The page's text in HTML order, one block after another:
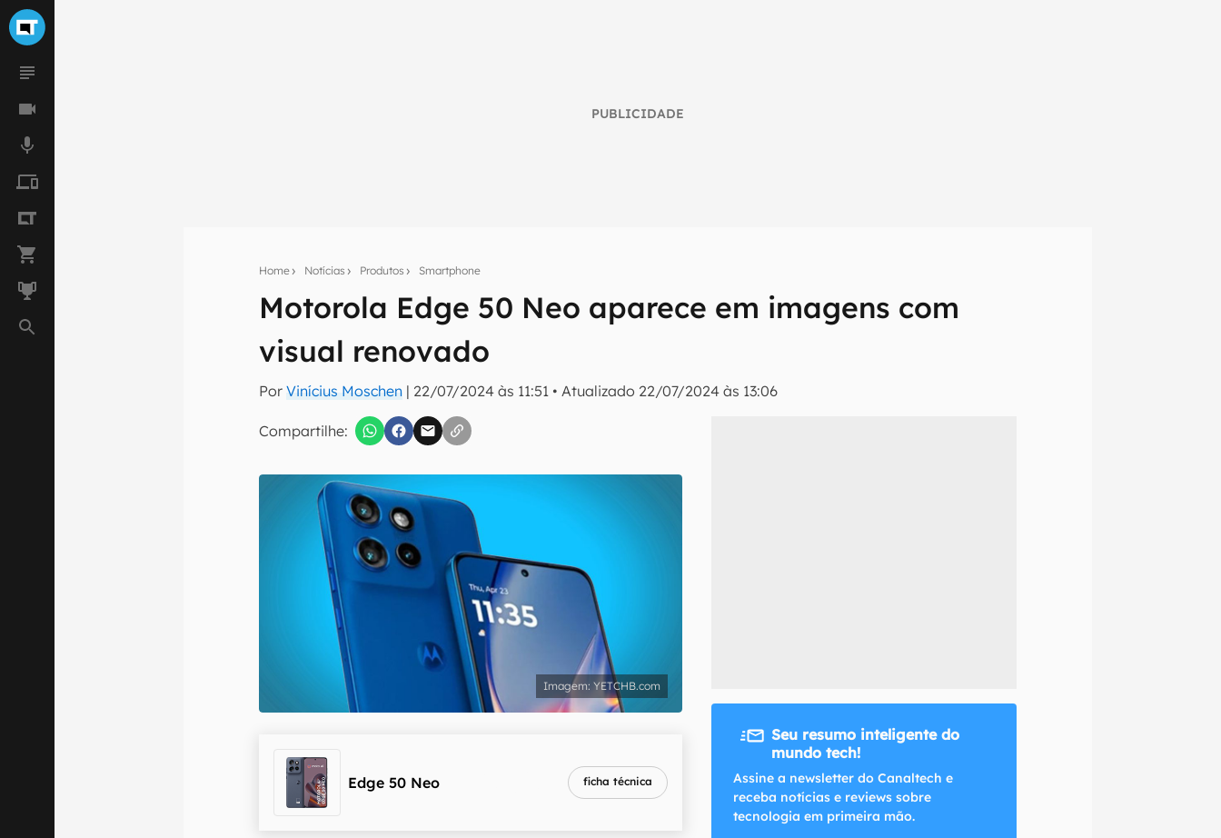
PUBLICIDADE
Home Notícias Produtos Smartphone
Motorola Edge 50 Neo aparece em imagens com
visual renovado
PorVinícius Moschen | 22/07/2024 às 11:51 •Atualizado 22/07/2024 às 13:06
Compartilhe:
Seu resumo inteligente do mundo tech!
Assine a newsletter do Canaltech e receba notícias e reviews sobre tecnologia em primeira
Confirmo que li, aceito e concordo com os
YETCHB.com
Edge 50 Neo ficha técnica
Seu resumo inteligente do
mundo tech!
Assine a newsletter do Canaltech e
receba notícias e reviews sobre
tecnologia em primeira mão.